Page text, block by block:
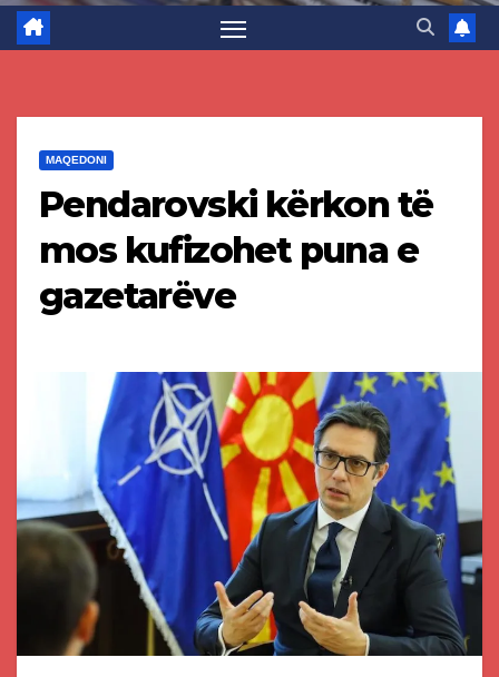
MAQEDONI
Pendarovski kërkon të
mos kufizohet puna e
gazetarëve